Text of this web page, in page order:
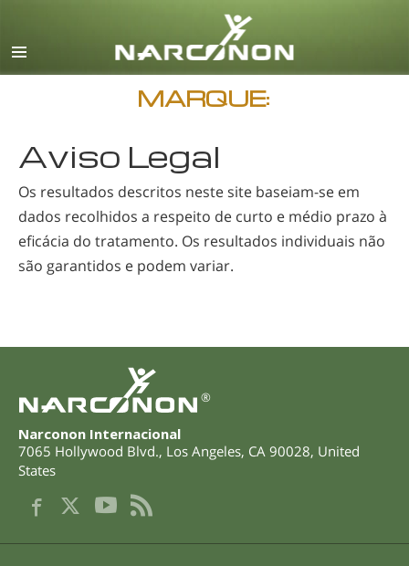
Inglês
Dinamarquês
Alemão
Francês
Hebreu
Português
MARQUE:
Aviso Legal
Os resultados descritos neste site baseiam-se em
dados recolhidos a respeito de curto e médio prazo à
eficácia do tratamento. Os resultados individuais não
são garantidos e podem variar.
®
Narconon Internacional
7065 Hollywood Blvd., Los Angeles, CA 90028, United
States